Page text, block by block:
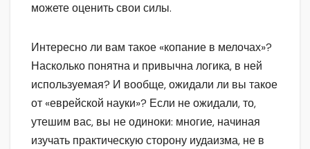
можете оценить свои силы.
Интересно ли вам такое «копание в мелочах»?
Насколько понятна и привычна логика, в ней
используемая? И вообще, ожидали ли вы такое
от «еврейской науки»? Если не ожидали, то,
утешим вас, вы не одиноки: многие, начиная
изучать практическую сторону иудаизма, не в